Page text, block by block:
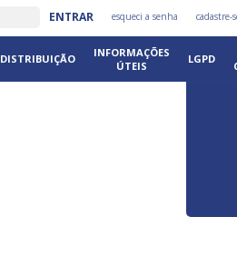
ENTRAR esqueci a senha cadastre-
DISTRIBUIÇÃO
INFORMAÇÕES
ÚTEIS
LGPD